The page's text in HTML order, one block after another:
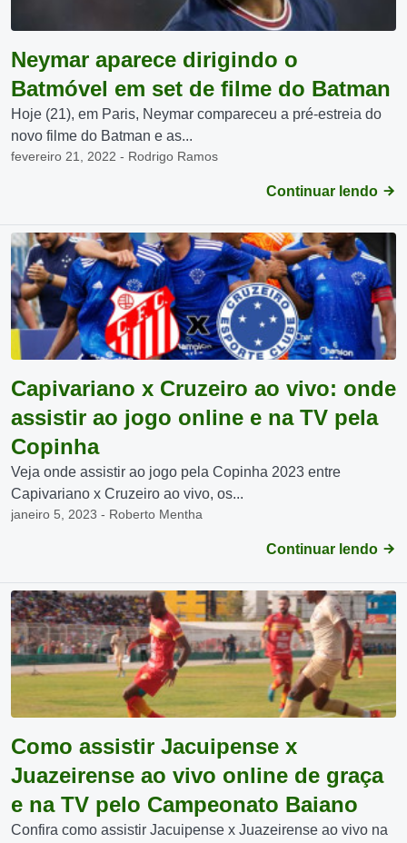
Neymar aparece dirigindo o
Batmóvel em set de filme do Batman
Hoje (21), em Paris, Neymar compareceu a pré-estreia do
novo filme do Batman e as...
fevereiro 21, 2022 - Rodrigo Ramos
Continuar lendo
Capivariano x Cruzeiro ao vivo: onde
assistir ao jogo online e na TV pela
Copinha
Veja onde assistir ao jogo pela Copinha 2023 entre
Capivariano x Cruzeiro ao vivo, os...
janeiro 5, 2023 - Roberto Mentha
Continuar lendo
Como assistir Jacuipense x
Juazeirense ao vivo online de graça
e na TV pelo Campeonato Baiano
Confira como assistir Jacuipense x Juazeirense ao vivo na